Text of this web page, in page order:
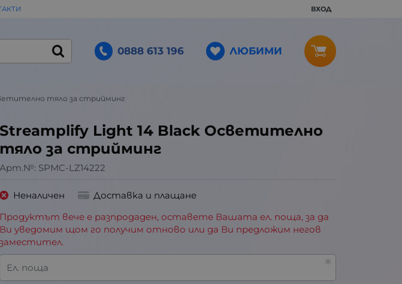
ВХОД
0888 613 196 ЛЮБИМИ
тяло за стрийминг
Streamplify Light 14 Black Осветително
тяло за стрийминг
Арт.№: SPMC-LZ14222
Неналичен
Доставка и плащане
Продуктът вече е разпродаден, оставете Вашата ел. поща, за да
Ви уведомим щом го получим отново или да Ви предложим негов
заместител.
Ел. поща